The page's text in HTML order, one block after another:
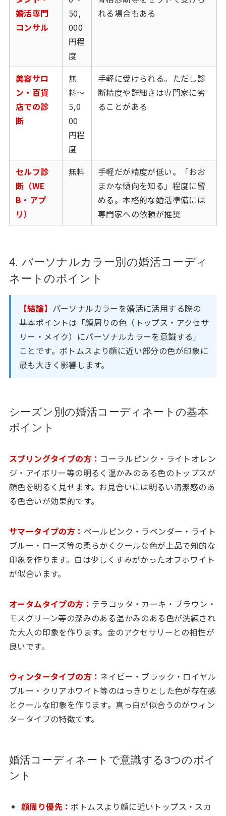
婚活専門
コンサル
50,
000
円程
度
れる場合もある
美容サロ
ン・百貨
店での診
断
無
料〜
5,0
00
円程
度
手軽に受けられる。ただし診
断精度や詳細さは専門家に劣
ることがある
セルフ診
断（WE
B・アプ
リ）
無料
手軽だが精度が低い。「おお
まかな傾向を知る」程度に留
める。本格的な婚活準備には
専門家への依頼が推奨
4. パーソナルカラー別の婚活コーディ
ネートのポイント
【結論】 パーソナルカラーを婚活に活用する際の
基本ポイントは「顔周りの色（トップス・アクセサ
リー・メイク）にパーソナルカラーを意識する」
ことです。ボトムスより顔に近い部分の色が印象に
最も大きく影響します。
シーズン別の婚活コーディネートの基本
ポイント
スプリングタイプの方： コーラルピンク・ライトオレン
ジ・アイボリー等の明るく温かみのある色のトップスが
顔色を明るく見せます。お見合いには明るい清潔感のあ
る色合いが効果的です。
サマータイプの方： ペールピンク・ラベンダー・ライト
ブルー・ローズ等の柔らかくクールな色が上品で知的な
印象を作ります。白は少しくすみがかったオフホワイト
が似合います。
オータムタイプの方： テラコッタ・カーキ・ブラウン・
モスグリーン等の深みのある温かみのある色が洗練され
た大人の印象を作ります。金のアクセサリーとの相性が
良いです。
ウィンタータイプの方： ネイビー・ブラック・ロイヤル
ブルー・クリアホワイト等のはっきりとした色が存在感
とクールな印象を作ります。真っ白が似合うのがウィン
タータイプの特徴です。
婚活コーディネートで意識する3つのポイ
ント
顔周り優先： ボトムスより顔に近いトップス・スカ